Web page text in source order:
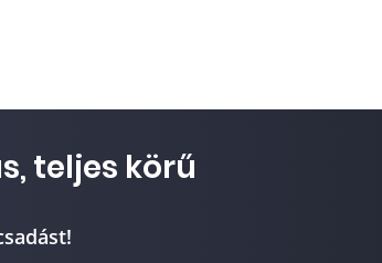
teljes körű